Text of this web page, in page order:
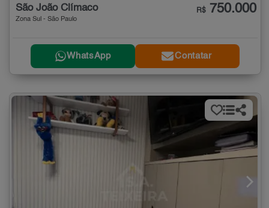
São João Clímaco
Zona Sul - São Paulo
R$ 750.000
WhatsApp Contatar